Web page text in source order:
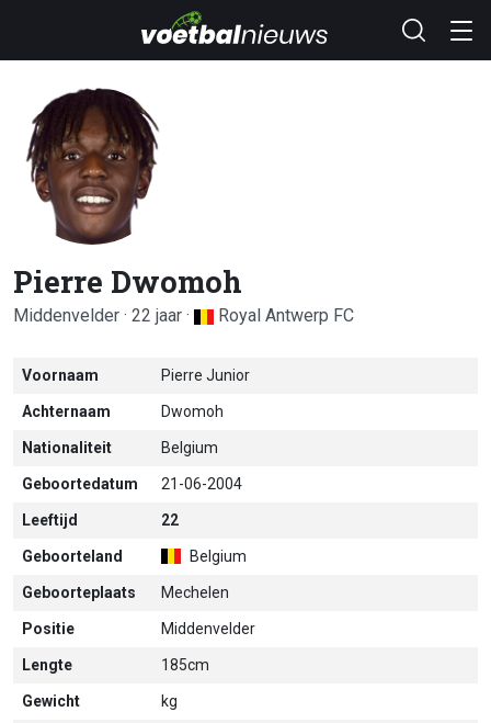
Pierre Dwomoh
Middenvelder · 22 jaar · Royal Antwerp FC
Voornaam Pierre Junior
Achternaam Dwomoh
Nationaliteit Belgium
Geboortedatum 21-06-2004
Leeftijd 22
Geboorteland Belgium
Geboorteplaats Mechelen
Positie Middenvelder
Lengte 185cm
Gewicht kg